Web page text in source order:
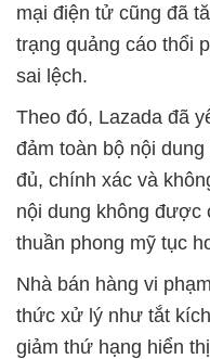
mại điện tử cũng đã
trạng quảng cáo thổi
sai lệch.
Theo đó, Lazada đã
đảm toàn bộ nội
đủ, chính xác và
nội dung không được
thuần phong mỹ tục
Nhà bán hàng vi
thức xử lý như tắt
giảm thứ hạng hiển